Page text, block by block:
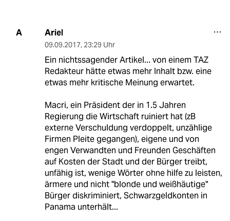
A Ariel
09.09.2017, 23:29 Uhr
Ein nichtssagender Artikel... von einem TAZ
Redakteur hätte etwas mehr Inhalt bzw. eine
etwas mehr kritische Meinung erwartet.
Macri, ein Präsident der in 1.5 Jahren
Regierung die Wirtschaft ruiniert hat (zB
externe Verschuldung verdoppelt, unzählige
Firmen Pleite gegangen), eigene und von
engen Verwandten und Freunden Geschäften
auf Kosten der Stadt und der Bürger treibt,
unfähig ist, wenige Wörter ohne hilfe zu leisten,
ärmere und nicht "blonde und weißhäutige"
Bürger diskriminiert, Schwarzgeldkonten in
Panama unterhält...